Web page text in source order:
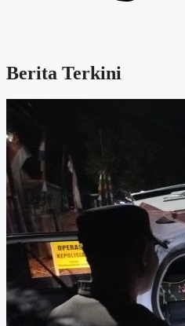
Berita Terkini